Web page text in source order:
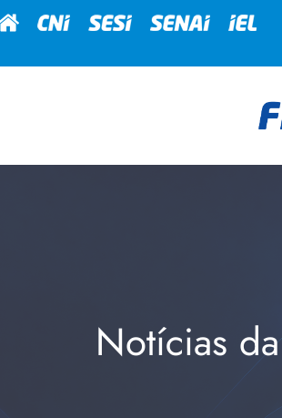
Notícias